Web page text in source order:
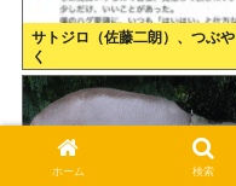
サトジロ（佐藤二朗）、つぶや
く
ホーム 検索